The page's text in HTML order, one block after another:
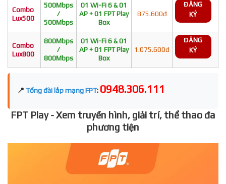
Combo
Lux500
500Mbps
/
500Mbps
01 Wi-Fi 6 & 01
AP + 01 FPT Play
Box
875.600đ
ĐĂNG
KÝ
Combo
Lux800
800Mbps
/
800Mbps
01 Wi-Fi 6 & 01
AP + 01 FPT Play
Box
1.075.600đ
ĐĂNG
KÝ
📍 Tổng đài lắp mạng FPT: 0948.306.111
FPT Play - Xem truyền hình, giải trí, thể thao đa
phương tiện